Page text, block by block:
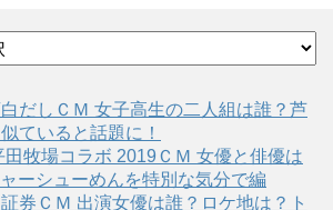
だしＣＭ 女子高生の二人組は誰？芦
ていると話題に！
田牧場コラボ 2019ＣＭ 女優と俳優は
ーシューめんを特別な気分で編
券ＣＭ 出演女優は誰？ロケ地は？ト